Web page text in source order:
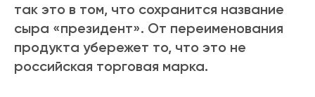
так это в том, что сохранится название
сыра «президент». От переименования
продукта убережет то, что это не
российская торговая марка.